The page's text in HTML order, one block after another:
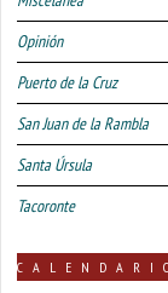
Opinión
Puerto de la Cruz
San Juan de la Rambla
Santa Úrsula
Tacoronte